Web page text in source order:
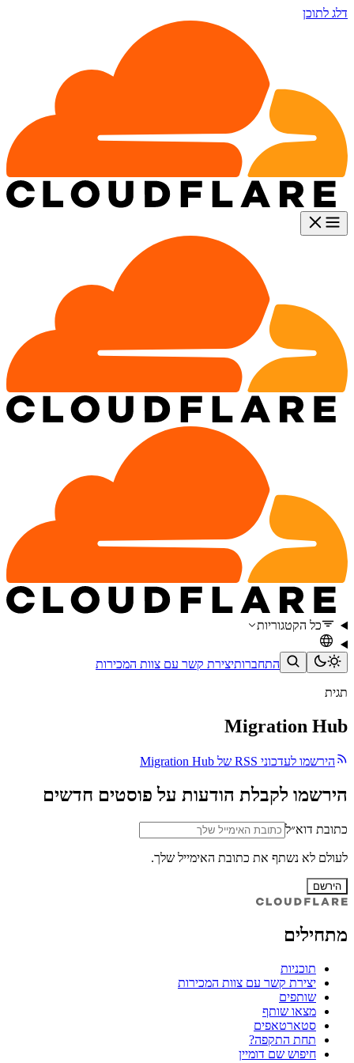
דלג לתוכן
כל הקטגוריות
התחברותיצירת קשר עם צוות המכירות
תגית
Migration Hub
הירשמו לעדכוני RSS של Migration Hub
הירשמו לקבלת הודעות על פוסטים חדשים
כתובת דוא״ל
לעולם לא נשתף את כתובת האימייל שלך.
הירשם
מתחילים
תוכניות
יצירת קשר עם צוות המכירות
שותפים
מצאו שותף
סטארטאפים
תחת התקפה?
חיפוש שם דומיין